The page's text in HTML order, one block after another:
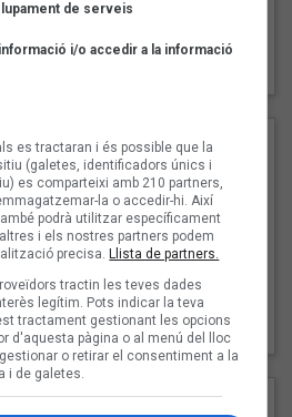
"Posidònia"
Joan Muntaner (Xanguito)
cabres"
amb Compte
de serveis
i/o accedir a la informació
es tractaran i és possible que la
(galetes, identificadors únics i
es comparteixi amb 210 partners,
la o accedir-hi. Així
podrà utilitzar específicament
i els nostres partners podem
precisa. Llista de partners.
tractin les teves dades
legítim. Pots indicar la teva
tractament gestionant les opcions
d'aquesta pàgina o al menú del lloc
o retirar el consentiment a la
i de galetes.